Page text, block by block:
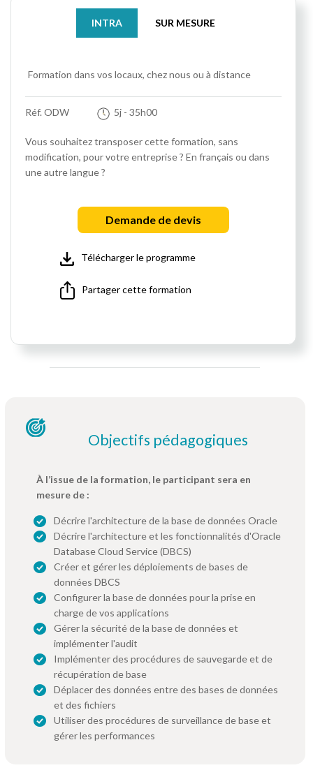
INTRA SUR MESURE
Formation dans vos locaux, chez nous ou à distance
Réf. ODW 5j - 35h00
Vous souhaitez transposer cette formation, sans
modification, pour votre entreprise ? En français ou dans
une autre langue ?
Demande de devis
Télécharger le programme
Partager cette formation
Objectifs pédagogiques
À l’issue de la formation, le participant sera en
mesure de :
Décrire l'architecture de la base de données Oracle
Décrire l'architecture et les fonctionnalités d'Oracle
Database Cloud Service (DBCS)
Créer et gérer les déploiements de bases de
données DBCS
Configurer la base de données pour la prise en
charge de vos applications
Gérer la sécurité de la base de données et
implémenter l'audit
Implémenter des procédures de sauvegarde et de
récupération de base
Déplacer des données entre des bases de données
et des fichiers
Utiliser des procédures de surveillance de base et
gérer les performances